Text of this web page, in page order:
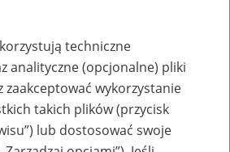
techniczne
analityczne (opcjonalne) pliki
zaakceptować wykorzystanie
takich plików (przycisk
lub dostosować swoje